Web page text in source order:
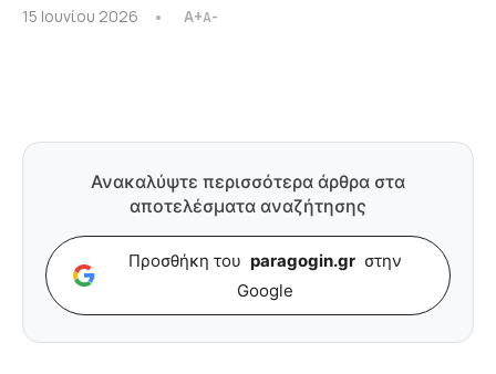
15 Ιουνίου 2026 A+A-
Ανακαλύψτε περισσότερα άρθρα στα
αποτελέσματα αναζήτησης
Προσθήκη του paragogin.gr στην
Google